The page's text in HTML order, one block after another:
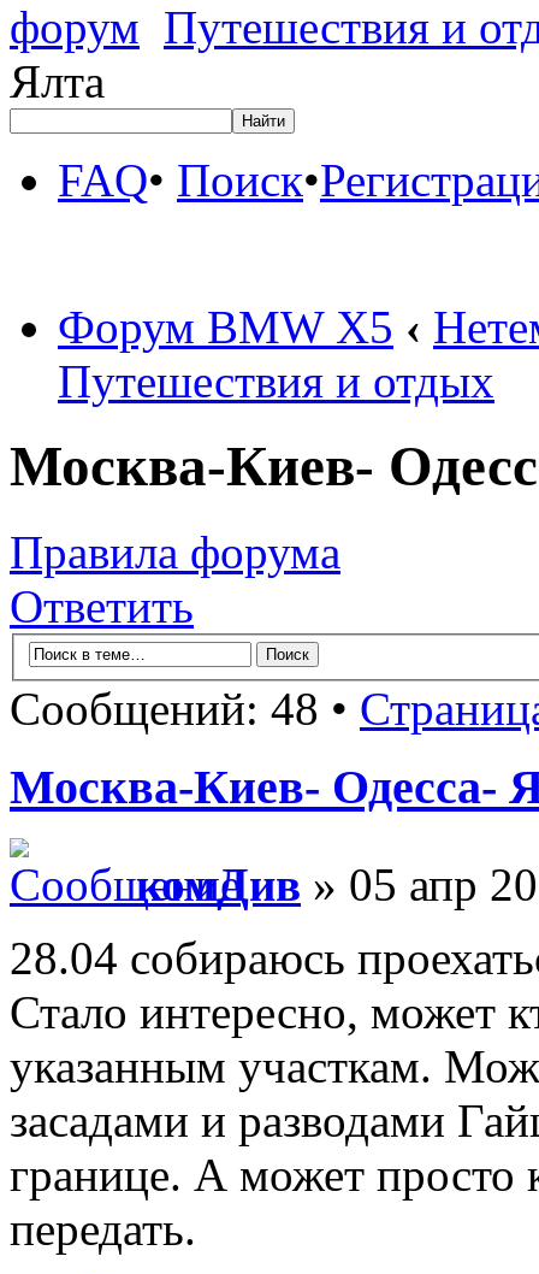
форум Путешествия и
Ялта
FAQ• Поиск•
Форум BMW X5 ‹
Путешествия и отдых
Москва-Киев-
Правила форума
Ответить
Сообщений: 48 •
Москва-Киев- Одесса-
комДив » 05 апр
28.04 собираюсь
Стало интересно, может
указанным участкам.
засадами и разводами
границе. А может просто
передать.